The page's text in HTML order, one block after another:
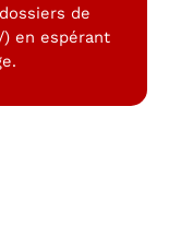
de
) en espérant